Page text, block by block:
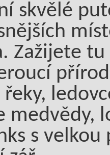
skvělé
Zažijete
řeky,
medvědy,
s